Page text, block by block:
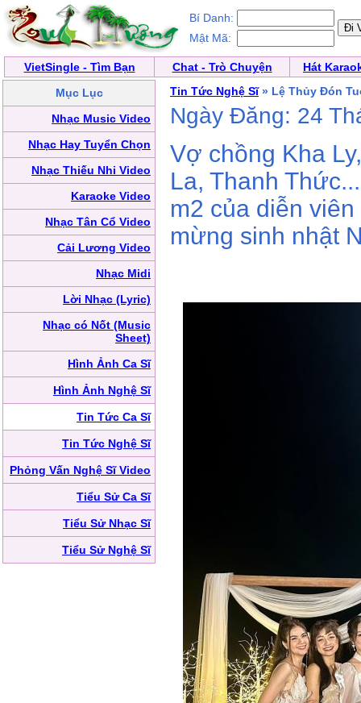
Bí Danh:
Mật Mã:
VietSingle - Tìm Bạn Chat - Trò Chuyện
Hát
Mục Lục
Nhạc Music Video
Nhạc Hay Tuyển Chọn
Nhạc Thiếu Nhi Video
Karaoke Video
Nhạc Tân Cổ Video
Cải Lương Video
Nhạc Midi
Lời Nhạc (Lyric)
Nhạc có Nốt (Music
Sheet)
Hình Ảnh Ca Sĩ
Hình Ảnh Nghệ Sĩ
Tin Tức Ca Sĩ
Tin Tức Nghệ Sĩ
Phỏng Vấn Nghệ Sĩ Video
Tiểu Sử Ca Sĩ
Tiểu Sử Nhạc Sĩ
Tiểu Sử Nghệ Sĩ
Tin Tức Nghệ Sĩ» Lệ Thủy Đón
Ngày Đăng: 24
Vợ chồng Kha
La, Thanh
m2 của diễn
mừng sinh nhật